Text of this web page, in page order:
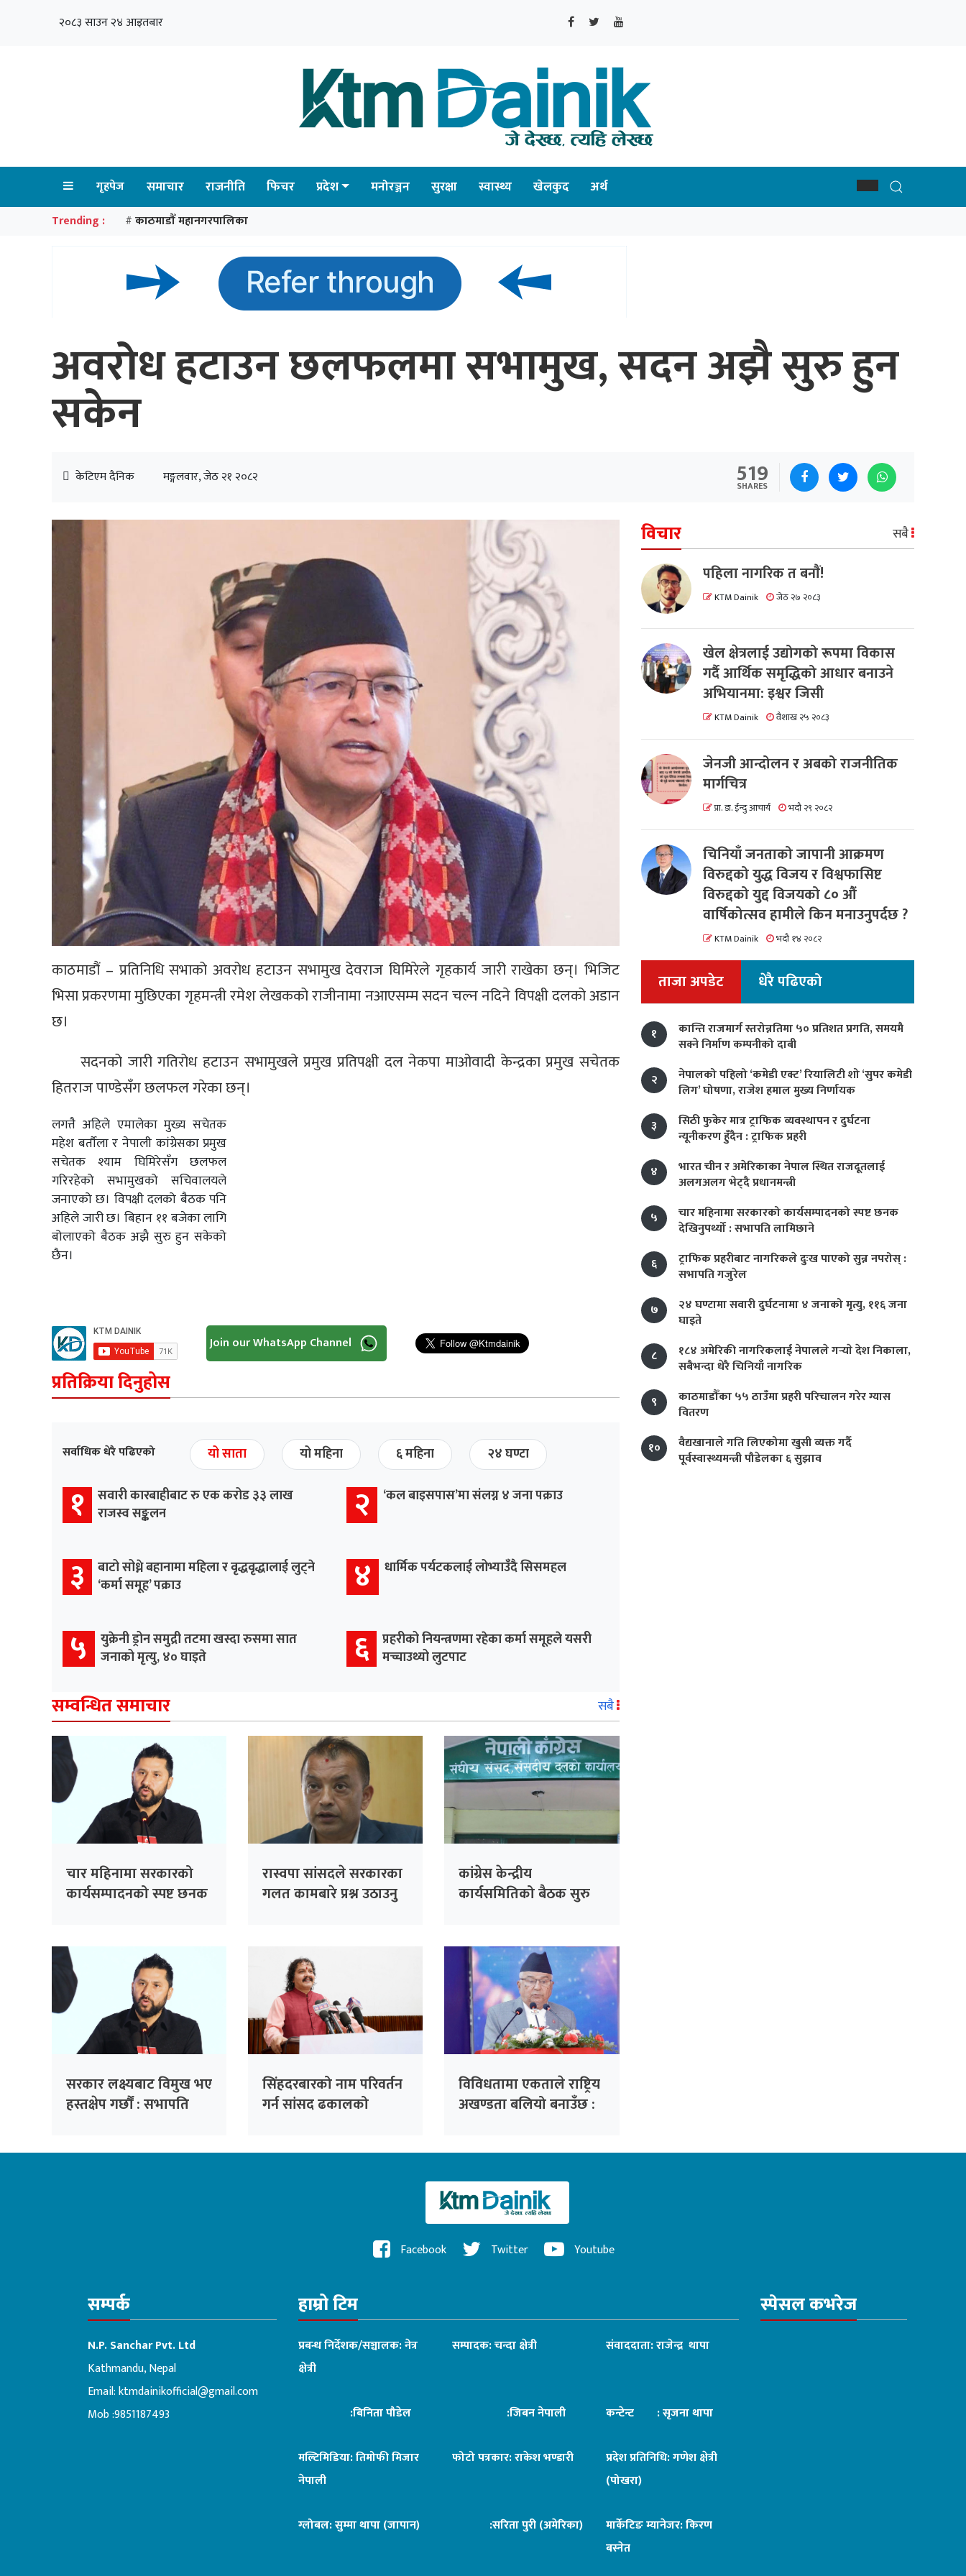
२०८३ साउन २४ आइतबार
गृहपेज समाचार राजनीति फिचर प्रदेश मनोरञ्जन सुरक्षा स्वास्थ्य खेलकुद अर्थ
Trending : # काठमाडौँ महानगरपालिका
अवरोध हटाउन छलफलमा सभामुख, सदन अझै सुरु हुन
सकेन
केटिएम दैनिक मङ्गलवार, जेठ २१ २०८२ 519
SHARES
काठमाडौं – प्रतिनिधि सभाको अवरोध हटाउन सभामुख देवराज घिमिरेले गृहकार्य जारी राखेका छन्। भिजिट
भिसा प्रकरणमा मुछिएका गृहमन्त्री रमेश लेखकको राजीनामा नआएसम्म सदन चल्न नदिने विपक्षी दलको अडान
छ।
सदनको जारी गतिरोध हटाउन सभामुखले प्रमुख प्रतिपक्षी दल नेकपा माओवादी केन्द्रका प्रमुख सचेतक
हितराज पाण्डेसँग छलफल गरेका छन्।
लगत्तै अहिले एमालेका मुख्य सचेतक
महेश बर्तौला र नेपाली कांग्रेसका प्रमुख
सचेतक श्याम घिमिरेसँग छलफल
गरिरहेको सभामुखको सचिवालयले
जनाएको छ। विपक्षी दलको बैठक पनि
अहिले जारी छ। बिहान ११ बजेका लागि
बोलाएको बैठक अझै सुरु हुन सकेको
छैन।
Join our WhatsApp Channel
प्रतिक्रिया दिनुहोस
सर्वाधिक धेरै पढिएको यो साता यो महिना ६ महिना २४ घण्टा
१ सवारी कारबाहीबाट रु एक करोड ३३ लाख
राजस्व सङ्कलन
२ ‘कल बाइसपास’मा संलग्न ४ जना पक्राउ
३ बाटो सोध्ने बहानामा महिला र वृद्धवृद्धालाई लुट्ने
‘कर्मा समूह’ पक्राउ
४ धार्मिक पर्यटकलाई लोभ्याउँदै सिसमहल
५ युक्रेनी ड्रोन समुद्री तटमा खस्दा रुसमा सात
जनाको मृत्यु, ४० घाइते
६ प्रहरीको नियन्त्रणमा रहेका कर्मा समूहले यसरी
मच्चाउथ्यो लुटपाट
सम्वन्धित समाचार सबै
चार महिनामा सरकारको
कार्यसम्पादनको स्पष्ट छनक
रास्वपा सांसदले सरकारका
गलत कामबारे प्रश्न उठाउनु
कांग्रेस केन्द्रीय
कार्यसमितिको बैठक सुरु
सरकार लक्ष्यबाट विमुख भए
हस्तक्षेप गर्छौं : सभापति
सिंहदरबारको नाम परिवर्तन
गर्न सांसद ढकालको
विविधतामा एकताले राष्ट्रिय
अखण्डता बलियो बनाउँछ :
विचार सबै
पहिला नागरिक त बनाैं!
KTM Dainik जेठ २७ २०८३
खेल क्षेत्रलाई उद्योगको रूपमा विकास
गर्दै आर्थिक समृद्धिको आधार बनाउने
अभियानमा: इश्वर जिसी
KTM Dainik वैशाख २५ २०८३
जेनजी आन्दोलन र अबको राजनीतिक
मार्गचित्र
प्रा. डा. ईन्दु आचार्य भदौ २९ २०८२
चिनियाँ जनताको जापानी आक्रमण
विरुद्दको युद्ध विजय र विश्वफासिष्ट
विरुद्दको युद्द विजयको ८० औं
वार्षिकोत्सव हामीले किन मनाउनुपर्दछ ?
KTM Dainik भदौ १४ २०८२
ताजा अपडेट धेरै पढिएको
१
कान्ति राजमार्ग स्तरोन्नतिमा ५० प्रतिशत प्रगति, समयमै
सक्ने निर्माण कम्पनीको दाबी
२
नेपालको पहिलो ‘कमेडी एक्ट’ रियालिटी शो ‘सुपर कमेडी
लिग’ घोषणा, राजेश हमाल मुख्य निर्णायक
३
सिठी फुकेर मात्र ट्राफिक व्यवस्थापन र दुर्घटना
न्यूनीकरण हुँदैन : ट्राफिक प्रहरी
४
भारत चीन र अमेरिकाका नेपाल स्थित राजदूतलाई
अलगअलग भेट्दै प्रधानमन्त्री
५
चार महिनामा सरकारको कार्यसम्पादनको स्पष्ट छनक
देखिनुपर्थ्यो : सभापति लामिछाने
६
ट्राफिक प्रहरीबाट नागरिकले दुःख पाएको सुन्न नपरोस् :
सभापति गजुरेल
७
२४ घण्टामा सवारी दुर्घटनामा ४ जनाको मृत्यु, ११६ जना
घाइते
८
१८४ अमेरिकी नागरिकलाई नेपालले गर्‍याे देश निकाला,
सबैभन्दा धेरै चिनियाँ नागरिक
९
काठमाडौँका ५५ ठाउँमा प्रहरी परिचालन गरेर ग्यास
वितरण
१०
वैद्यखानाले गति लिएकोमा खुसी व्यक्त गर्दै
पूर्वस्वास्थ्यमन्त्री पौडेलका ६ सुझाव
Facebook Twitter Youtube
सम्पर्क
N.P. Sanchar Pvt. Ltd
Kathmandu, Nepal
Email:ktmdainikofficial@gmail.com
Mob :9851187493
हाम्रो टिम
प्रबन्ध निर्देशक/सञ्चालक: नेत्र
क्षेत्री
सम्पादक: चन्दा क्षेत्री संवाददाता: राजेन्द्र थापा
:बिनिता पौडेल :जिबन नेपाली कन्टेन्ट : सृजना थापा
मल्टिमिडिया: तिमोफी मिजार
नेपाली
फोटो पत्रकार: राकेश भण्डारी
प्रदेश प्रतिनिधि: गणेश क्षेत्री
(पोखरा)
ग्लोबल: सुम्मा थापा (जापान) :सरिता पुरी (अमेरिका)
मार्केटिङ म्यानेजर: किरण
बस्नेत
स्पेसल कभरेज